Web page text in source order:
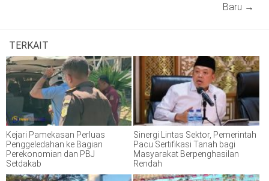
Baru →
TERKAIT
Kejari Pamekasan Perluas
Penggeledahan ke Bagian
Perekonomian dan PBJ
Setdakab
Sinergi Lintas Sektor, Pemerintah
Pacu Sertifikasi Tanah bagi
Masyarakat Berpenghasilan
Rendah